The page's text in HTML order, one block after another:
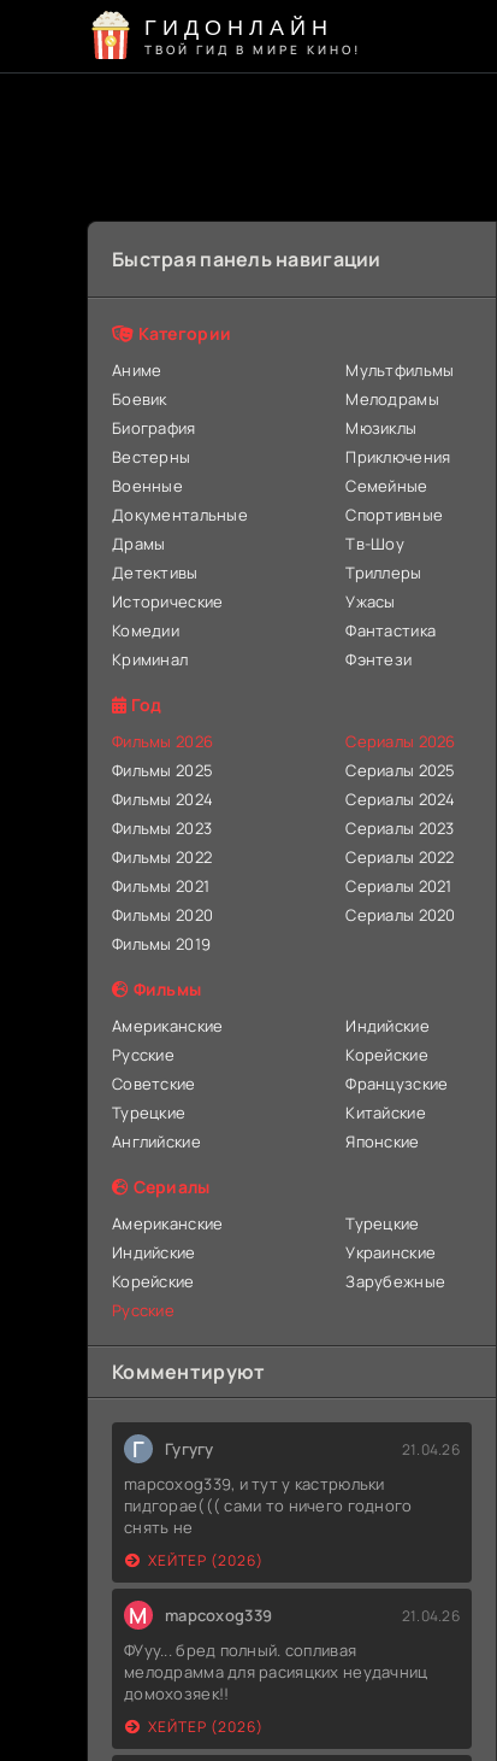
ГИДОНЛАЙН
ТВОЙ ГИД В МИРЕ КИНО!
Быстрая панель навигации
Категории
Аниме
Боевик
Биография
Вестерны
Военные
Документальные
Драмы
Детективы
Исторические
Комедии
Криминал
Мультфильмы
Мелодрамы
Мюзиклы
Приключения
Семейные
Спортивные
Тв-Шоу
Триллеры
Ужасы
Фантастика
Фэнтези
Год
Фильмы 2026
Фильмы 2025
Фильмы 2024
Фильмы 2023
Фильмы 2022
Фильмы 2021
Фильмы 2020
Фильмы 2019
Сериалы 2026
Сериалы 2025
Сериалы 2024
Сериалы 2023
Сериалы 2022
Сериалы 2021
Сериалы 2020
Фильмы
Американские
Русские
Советские
Турецкие
Английские
Индийские
Корейские
Французские
Китайские
Японские
Сериалы
Американские
Индийские
Корейские
Русские
Турецкие
Украинские
Зарубежные
Комментируют
Г Гугугу 21.04.26
mapcoxog339, и тут у кастрюльки
пидгорае((( сами то ничего годного
снять не
ХЕЙТЕР (2026)
M mapcoxog339 21.04.26
ФУуу... бред полный. сопливая
мелодрамма для расияцких неудачниц
домохозяек!!
ХЕЙТЕР (2026)